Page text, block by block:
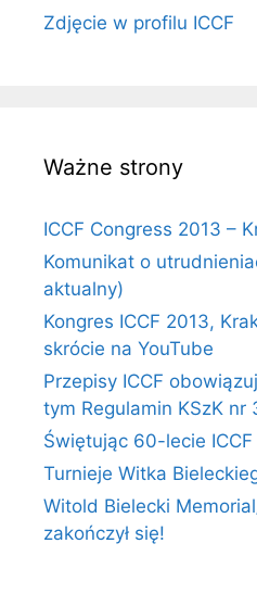
Zdjęcie w profilu ICCF
Ważne strony
ICCF Congress 2013 –
Komunikat o
aktualny)
Kongres ICCF 2013,
skrócie na YouTube
Przepisy ICCF
tym Regulamin KSzK nr
Świętując 60-lecie ICCF
Turnieje Witka
Witold Bielecki
zakończył się!